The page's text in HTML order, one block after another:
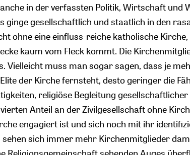
in der verfassten Politik, Wirtschaft und
ginge gesellschaftlich und staatlich in den
ohne eine einfluss-reiche katholische
kaum vom Fleck kommt. Die
Vielleicht muss man sogar sagen, dass je
der Kirche fernsteht, desto geringer die
religiöse Begleitung
Anteil an der Zivilgesellschaft ohne
engagiert ist und sich noch mit ihr
sehen sich immer mehr Kirchenmitglieder